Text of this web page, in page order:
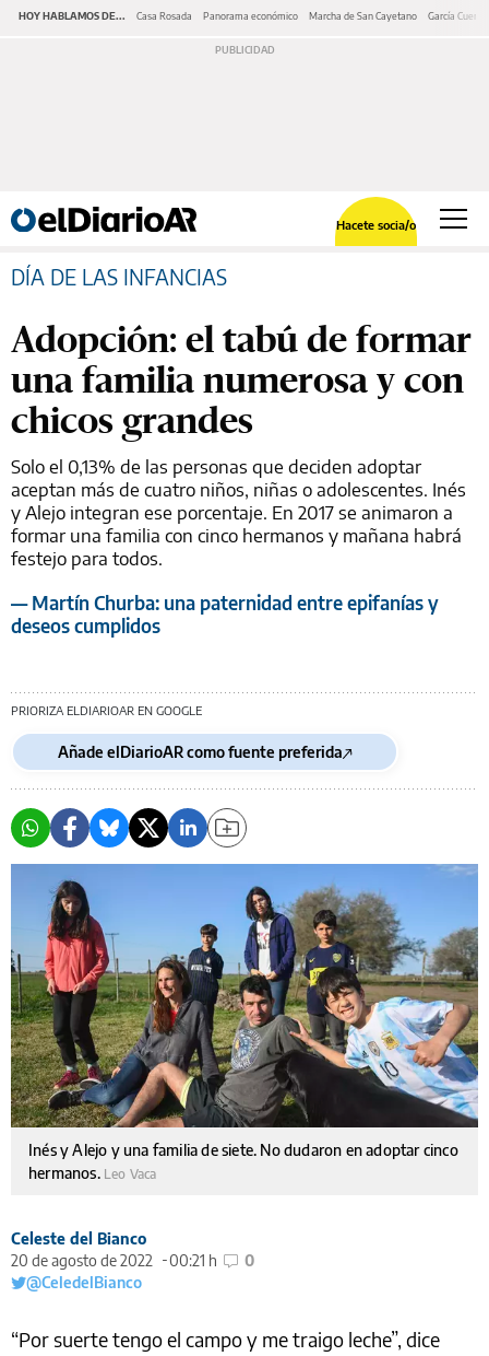
HOY HABLAMOS DE... Casa Rosada Panorama económico Marcha de San Cayetano García Cuerva
Hacete socia/o
DÍA DE LAS INFANCIAS
Adopción: el tabú de formar
una familia numerosa y con
chicos grandes
Solo el 0,13% de las personas que deciden adoptar
aceptan más de cuatro niños, niñas o adolescentes. Inés
y Alejo integran ese porcentaje. En 2017 se animaron a
formar una familia con cinco hermanos y mañana habrá
festejo para todos.
— Martín Churba: una paternidad entre epifanías y
deseos cumplidos
PRIORIZA ELDIARIOAR EN GOOGLE
Añade elDiarioAR como fuente preferida
Inés y Alejo y una familia de siete. No dudaron en adoptar cinco
hermanos. Leo Vaca
Celeste del Bianco
20 de agosto de 2022
00:21 h
0
@CeledelBianco
“Por suerte tengo el campo y me traigo leche”, dice